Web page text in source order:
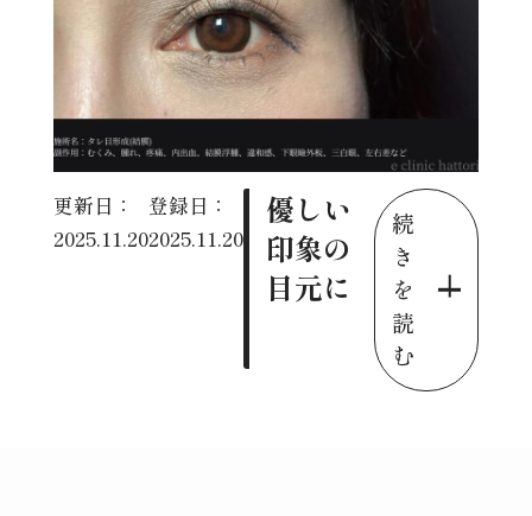
更新日：
2025.11.20
登録日：
2025.11.20
優しい
印象の
目元に
続
き
を
読
む